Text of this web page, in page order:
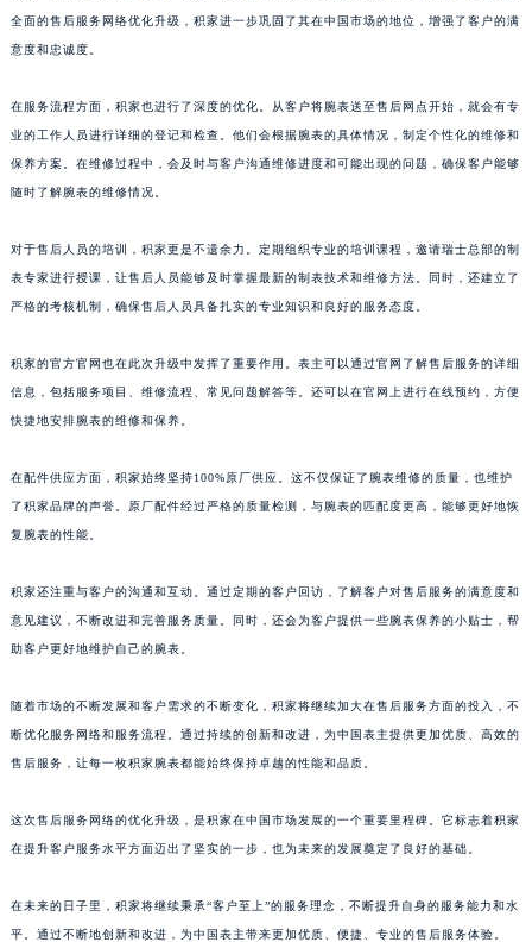
全面的售后服务网络优化升级，积家进一步巩固了其在中国市场的地位，增强了客户的满
意度和忠诚度。
在服务流程方面，积家也进行了深度的优化。从客户将腕表送至售后网点开始，就会有专
业的工作人员进行详细的登记和检查。他们会根据腕表的具体情况，制定个性化的维修和
保养方案。在维修过程中，会及时与客户沟通维修进度和可能出现的问题，确保客户能够
随时了解腕表的维修情况。
对于售后人员的培训，积家更是不遗余力。定期组织专业的培训课程，邀请瑞士总部的制
表专家进行授课，让售后人员能够及时掌握最新的制表技术和维修方法。同时，还建立了
严格的考核机制，确保售后人员具备扎实的专业知识和良好的服务态度。
积家的官方官网也在此次升级中发挥了重要作用。表主可以通过官网了解售后服务的详细
信息，包括服务项目、维修流程、常见问题解答等。还可以在官网上进行在线预约，方便
快捷地安排腕表的维修和保养。
在配件供应方面，积家始终坚持100%原厂供应。这不仅保证了腕表维修的质量，也维护
了积家品牌的声誉。原厂配件经过严格的质量检测，与腕表的匹配度更高，能够更好地恢
复腕表的性能。
积家还注重与客户的沟通和互动。通过定期的客户回访，了解客户对售后服务的满意度和
意见建议，不断改进和完善服务质量。同时，还会为客户提供一些腕表保养的小贴士，帮
助客户更好地维护自己的腕表。
随着市场的不断发展和客户需求的不断变化，积家将继续加大在售后服务方面的投入，不
断优化服务网络和服务流程。通过持续的创新和改进，为中国表主提供更加优质、高效的
售后服务，让每一枚积家腕表都能始终保持卓越的性能和品质。
这次售后服务网络的优化升级，是积家在中国市场发展的一个重要里程碑。它标志着积家
在提升客户服务水平方面迈出了坚实的一步，也为未来的发展奠定了良好的基础。
在未来的日子里，积家将继续秉承“客户至上”的服务理念，不断提升自身的服务能力和水
平。通过不断地创新和改进，为中国表主带来更加优质、便捷、专业的售后服务体验。